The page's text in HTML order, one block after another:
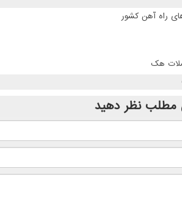
راه آهن کشور
هک
مطلب نظر دهید